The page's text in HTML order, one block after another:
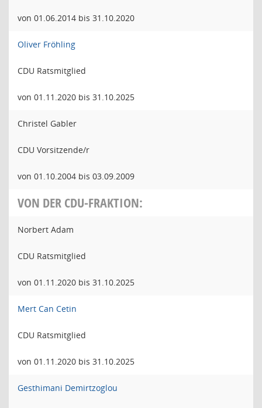
von 01.06.2014 bis 31.10.2020
Oliver Fröhling
CDU Ratsmitglied
von 01.11.2020 bis 31.10.2025
Christel Gabler
CDU Vorsitzende/r
von 01.10.2004 bis 03.09.2009
VON DER CDU-FRAKTION:
Norbert Adam
CDU Ratsmitglied
von 01.11.2020 bis 31.10.2025
Mert Can Cetin
CDU Ratsmitglied
von 01.11.2020 bis 31.10.2025
Gesthimani Demirtzoglou